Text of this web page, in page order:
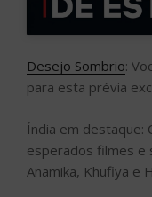
Desejo Sombrio:
para esta prévia
Índia em destaque:
esperados filmes e
Anamika, Khufiya e